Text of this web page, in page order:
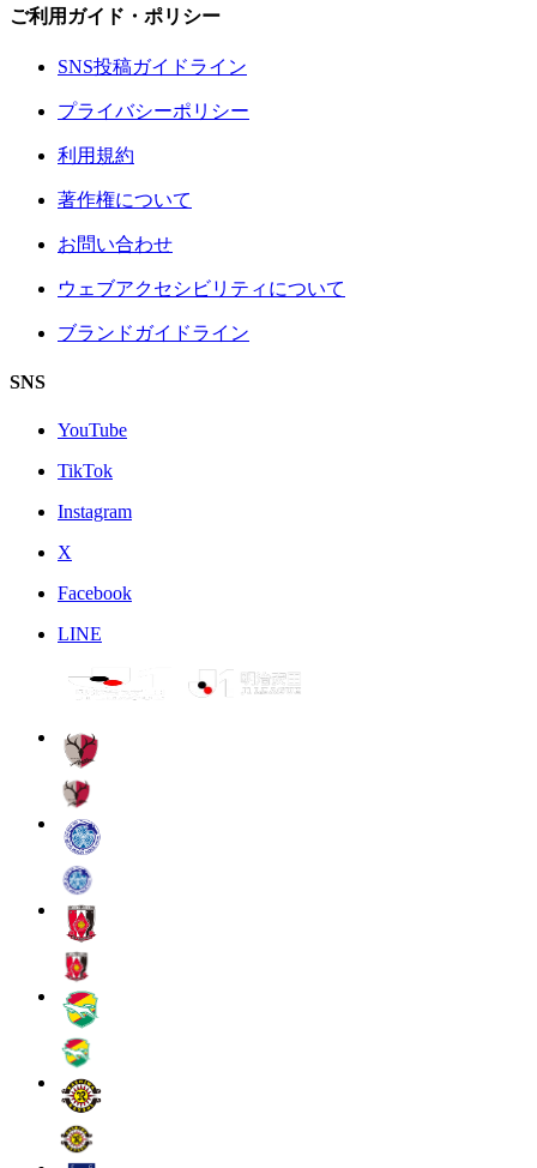
ご利用ガイド・ポリシー
SNS投稿ガイドライン
プライバシーポリシー
利用規約
著作権について
お問い合わせ
ウェブアクセシビリティについて
ブランドガイドライン
SNS
YouTube
TikTok
Instagram
X
Facebook
LINE